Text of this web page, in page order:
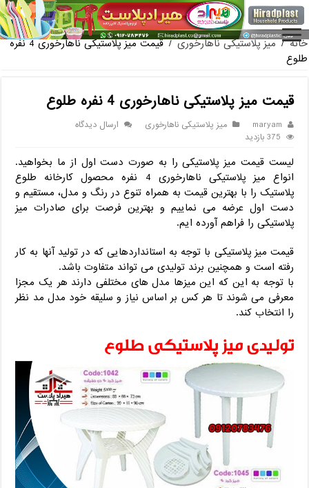
فروش گلدان پلاستیکی گلخانه به
خانه / میز پلاستیکی ناهارخوری /
قیمت میز پلاستیکی ناهارخوری 4 نفره
طلوع
قیمت میز پلاستیکی ناهارخوری 4 نفره طلوع
maryam میز پلاستیکی ناهارخوری
ارسال دیدگاه
375 بازدید
لیست قیمت میز پلاستیکی را به صورت دست اول از ما بخواهید.
انواع میز پلاستیکی ناهارخوری 4 نفره محصول کارخانه طلوع
پلاستیک را با بهترین قیمت به همراه تنوع در رنگ و مدل، مستقیم و
دست اول عرضه می نماییم و بهترین فرصت برای صادرات میز
پلاستیکی را فراهم آورده ایم.
قیمت میز پلاستیکی با توجه به استانداردهایی که در تولید آنها به کار
رفته است و همچنین برند تولیدی می تواند متفاوت باشد.
با توجه به این که این میزها مدل های مختلفی دارند هر یک مجزا
معرفی می شوند تا هر کس بر اساس نیاز و سلیقه خود مدل مد نظر
را انتخاب کند.
تولیدی میز پلاستیکی طلوع